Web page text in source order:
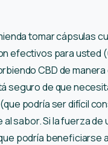
tomar cápsulas
efectivos para usted
CBD de
seguro de que
podría ser difícil
sabor. Si la fuerza de
podría beneficiarse